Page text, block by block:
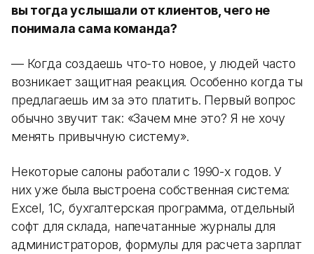
вы тогда услышали от клиентов, чего не
понимала сама команда?
— Когда создаешь что-то новое, у людей часто
возникает защитная реакция. Особенно когда ты
предлагаешь им за это платить. Первый вопрос
обычно звучит так: «Зачем мне это? Я не хочу
менять привычную систему».
Некоторые салоны работали с 1990-х годов. У
них уже была выстроена собственная система:
Excel, 1С, бухгалтерская программа, отдельный
софт для склада, напечатанные журналы для
администраторов, формулы для расчета зарплат